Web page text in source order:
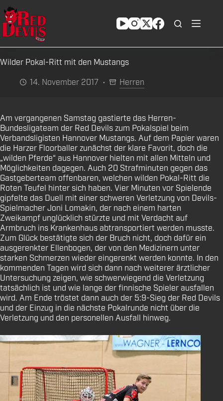
Zum
Inhalt
springen
Wilder Pokal-Ritt mit den Mustangs
14. November 2017
Herren
Am vergangenen Samstag gastierte das Herren-
Bundesligateam der Red Devils zum Pokalspiel beim
Verbandsligisten Hannover Mustangs. Auf dem Papier waren
die Harzer Floorballer zunächst der klare Favorit, doch die
„wilden Pferde“ aus Hannover hielten mit allen Mitteln und
Möglichkeiten dagegen. Auch 20 Strafminuten gegen das
Gastgeberteam offenbaren, welchen wilden Pokal-Ritt die
Roten Teufel hinter sich haben. Vier Minuten vor Spielende
gipfelte das Duell mit einer schweren Verletzung von Devils-
Spielmacher Joni Lomakin, der nach einem harten
Zweikampf unglücklich stürzte und mit Verdacht auf
Armbruch ins Krankenhaus abtransportiert werden musste.
Zum Glück bestätigte sich der Bruch nicht, doch dafür ein
ausgerenkter Ellenbogen, der von den Medizinern unter
starken Schmerzen wieder eingerenkt werden konnte. In den
kommenden Tagen wird sich dann nach weiterer ärztlicher
Untersuchung zeigen, wie schwerwiegend die Verletzung
tatsächlich ist und wie lange der finnische Spieler ausfallen
wird. Am Ende tröstet dann auch der 5:9-Sieg der Red Devils
und der Einzug in die nächste Pokalrunde nicht über die
Verletzung und den personellen Ausfall hinweg.